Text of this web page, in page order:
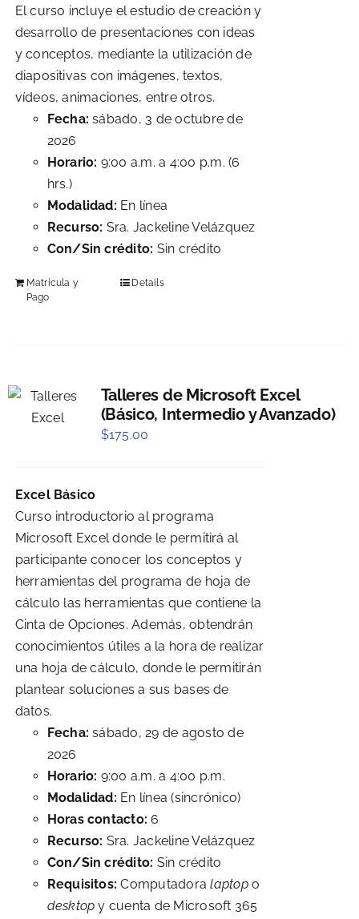
El curso incluye el estudio de creación y
desarrollo de presentaciones con ideas
y conceptos, mediante la utilización de
diapositivas con imágenes, textos,
vídeos, animaciones, entre otros.
Fecha:sábado, 3 de octubre de
2026
Horario: 9:00 a.m. a 4:00 p.m. (6
hrs.)
Modalidad: En línea
Recurso: Sra. Jackeline Velázquez
Con/Sin crédito: Sin crédito
Matrícula y
Pago
Details
Talleres de Microsoft Excel
(Básico, Intermedio y Avanzado)
$175.00
Excel Básico
Curso introductorio al programa
Microsoft Excel donde le permitirá al
participante conocer los conceptos y
herramientas del programa de hoja de
cálculo las herramientas que contiene la
Cinta de Opciones. Además, obtendrán
conocimientos útiles a la hora de realizar
una hoja de cálculo, donde le permitirán
plantear soluciones a sus bases de
datos.
Fecha: sábado, 29 de agosto de
2026
Horario: 9:00 a.m. a 4:00 p.m.
Modalidad: En línea (sincrónico)
Horas contacto: 6
Recurso: Sra. Jackeline Velázquez
Con/Sin crédito: Sin crédito
Requisitos: Computadoralaptopo
desktop y cuenta de Microsoft 365